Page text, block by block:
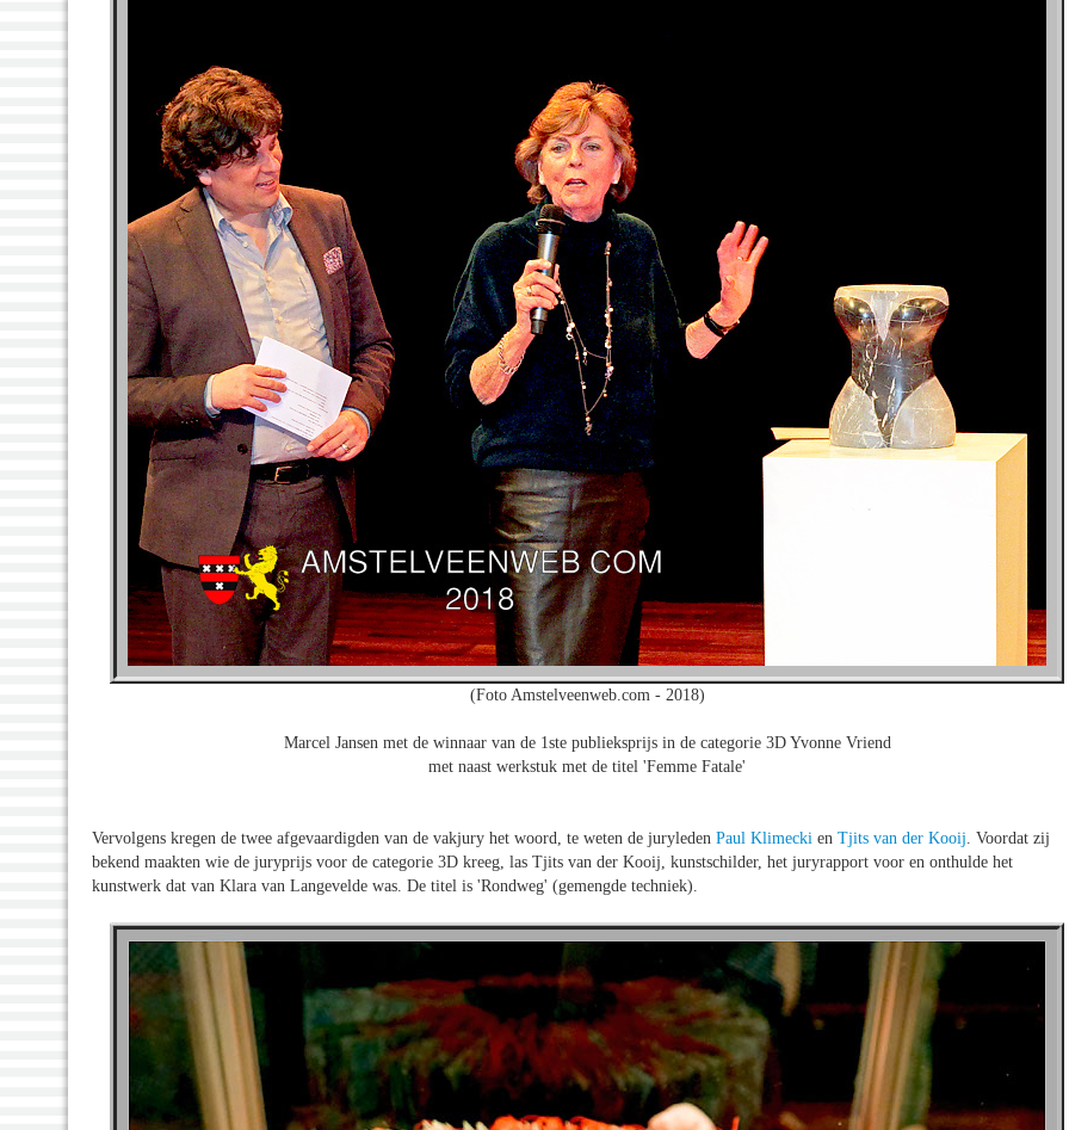
(Foto Amstelveenweb.com - 2018)
Marcel Jansen met de winnaar van de 1ste publieksprijs in de categorie 3D Yvonne Vriend
met naast werkstuk met de titel 'Femme Fatale'
Vervolgens kregen de twee afgevaardigden van de vakjury het woord, te weten de juryleden Paul Klimecki en Tjits van der Kooij . Voordat zij
bekend maakten wie de juryprijs voor de categorie 3D kreeg, las Tjits van der Kooij, kunstschilder, het juryrapport voor en onthulde het
kunstwerk dat van Klara van Langevelde was. De titel is 'Rondweg' (gemengde techniek).